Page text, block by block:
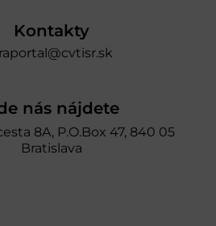
Kontakty
nás nájdete
8A, P.O.Box 47, 840 05
Bratislava